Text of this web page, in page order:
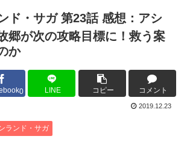
剣客浪漫譚- 京都動乱 第33話の感想
ーン。生まれるなら何処がいいか問題！
相互RSS
ド・サガ 第23話 感想：アシ
郷が次の攻略目標に！救う案
か
0 LINE コピー コメント
2019.12.23
ランド・サガ